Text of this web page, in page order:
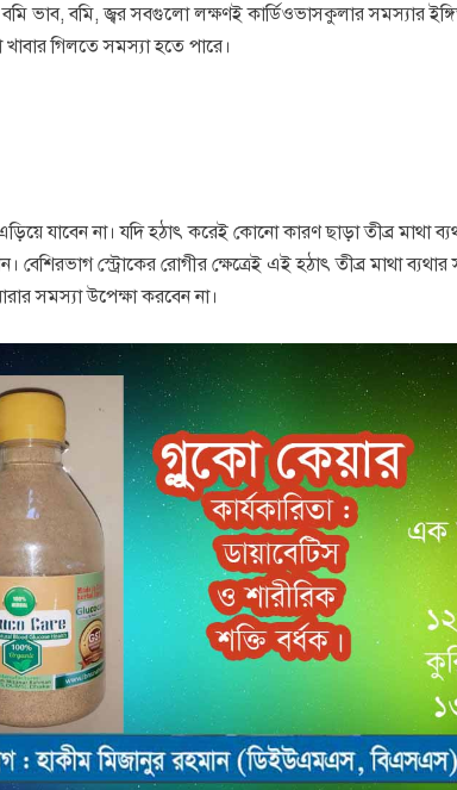
ভাব, বমি, জ্বর সবগুলো লক্ষণই কার্ডিওভাসকুলার সমস্যার
গিলতে সমস্যা হতে পারে।
যাবেন না। যদি হঠাৎ করেই কোনো কারণ ছাড়া তীব্র মাথা
বেশিরভাগ স্ট্রোকের রোগীর ক্ষেত্রেই এই হঠাৎ তীব্র মাথা
সমস্যা উপেক্ষা করবেন না।